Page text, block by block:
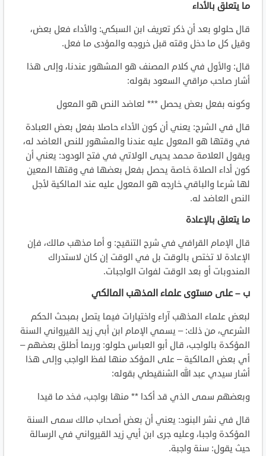
ما يتعلق بالأداء
قال حلولو بعد أن ذكر تعريف ابن السبكي: والأداء فعل بعض،
وقيل كل ما دخل وقته قبل خروجه والمؤدى ما فعل.
قال: والأول في كلام المصنف هو المشهور عندنا، وإلى هذا
أشار صاحب مراقي السعود بقوله:
وكونه بفعل بعض يحصل *** لعاضد النص هو المعول
قال في الشرح: يعني أن كون الأداء حاصلا بفعل بعض العبادة
في وقتها هو المعول عليه عندنا والمشهور للنص العاضد له،
ويقول العلامة محمد يحيى الولاتي في فتح الودود: يعني أن
كون أداء الصلاة خاصة يحصل بفعل بعضها في وقتها المعين
لها شرعا والباقي خارجه هو المعول عليه عند المالكية لأجل
النص العاضد له.
ما يتعلق بالإعادة
قال الإمام القرافي في شرح التنقيح: و أما مذهب مالك، فإن
الإعادة لا تختص بالوقت بل في الوقت إن كان لاستدراك
المندوبات أو بعد الوقت لفوات الواجبات.
ب – على مستوى علماء المذهب المالكي
لبعض علماء المذهب آراء واختيارات فيما يتصل بمبحث الحكم
الشرعي، من ذلك: – يسمي الإمام ابن أبي زيد القيرواني السنة
المؤكدة بالواجب، قال أبو العباس حلولو: وربما أطلق بعضهم –
أي بعض المالكية – على المؤكد منها لفظ الواجب وإلى هذا
أشار سيدي عبد الله الشنقيطي بقوله:
وبعضهم سمى الذي قد أكدا ** منها بواجب، فخد ما قيدا
قال في نشر البنود: يعني أن بعض أصحاب مالك سمى السنة
المؤكدة واجبا، وعليه جرى ابن أيي زيد القيرواني في الرسالة
حيث يقول: سنة واجبة.